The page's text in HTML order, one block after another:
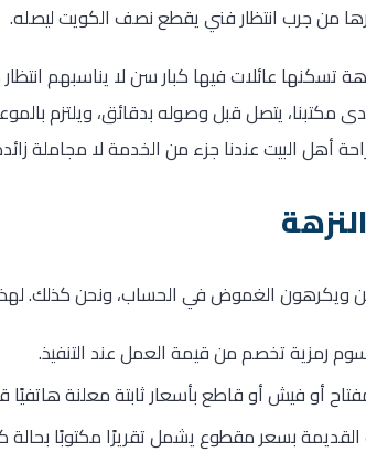
من جرب انتظار فني يقطع نصف الكويت ليصله.
تسكنها عائلات فيها كبار سن لا يناسبهم
مكتبنا، يتصل قبل وصوله بدقائق، ويلتزم
أهل البيت عندنا جزء من الخدمة لا مجاملة
ويكرهون الغموض في الحساب، ونحن كذلك.
رمزية تخصم من قيمة العمل عند التنفيذ.
أو فيش أو قاطع بأسعار ثابتة معلنة هاتفيًا
القديمة بسعر مقطوع يشمل تقريرًا مكتوبًا